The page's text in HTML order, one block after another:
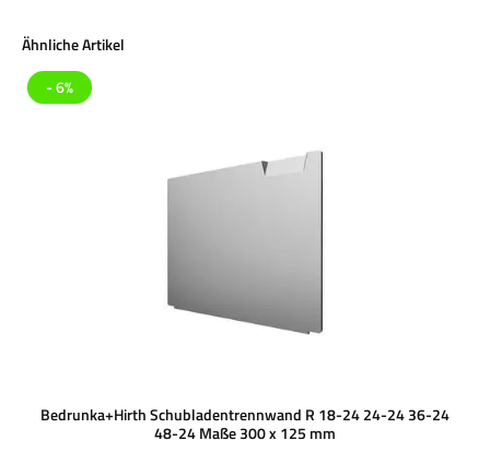
Produktgalerie überspringen
Ähnliche Artikel
- 6%
Bedrunka+Hirth Schubladentrennwand R 18-24 24-24 36-24
48-24 Maße 300 x 125 mm